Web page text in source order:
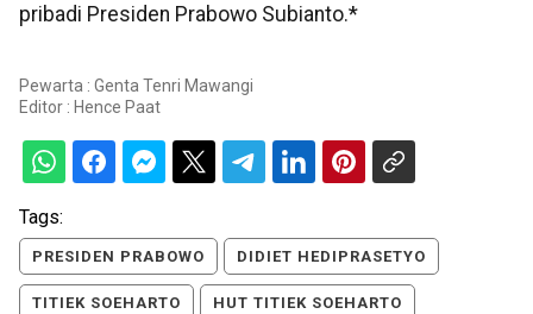
pribadi Presiden Prabowo Subianto.*
Pewarta : Genta Tenri Mawangi
Editor : Hence Paat
Tags:
PRESIDEN PRABOWO DIDIET HEDIPRASETYO
TITIEK SOEHARTO HUT TITIEK SOEHARTO